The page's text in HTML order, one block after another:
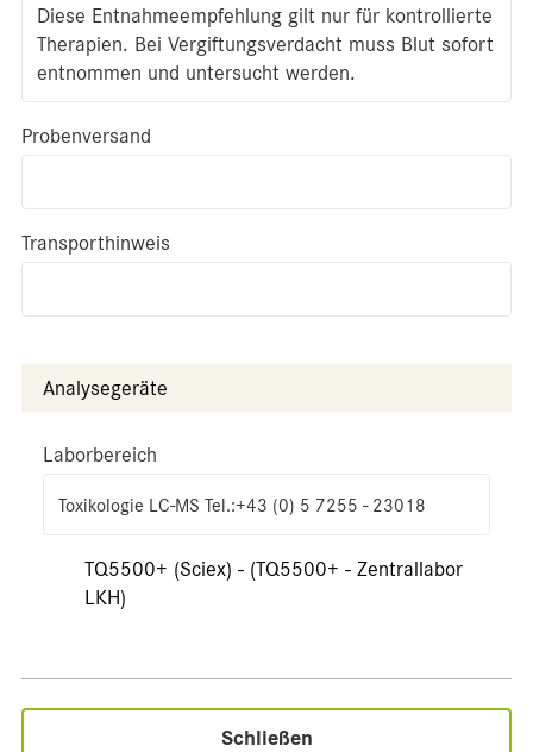
Diese Entnahmeempfehlung gilt nur für kontrollierte
Therapien. Bei Vergiftungsverdacht muss Blut sofort
entnommen und untersucht werden.
Probenversand
Transporthinweis
Analysegeräte
Laborbereich
Toxikologie LC-MS Tel.:+43 (0) 5 7255 - 23018
TQ5500+ (Sciex) - (TQ5500+ - Zentrallabor
LKH)
Schließen